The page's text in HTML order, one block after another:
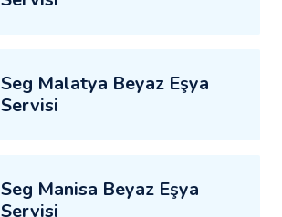
Seg Malatya Beyaz Eşya
Servisi
Seg Manisa Beyaz Eşya
Servisi